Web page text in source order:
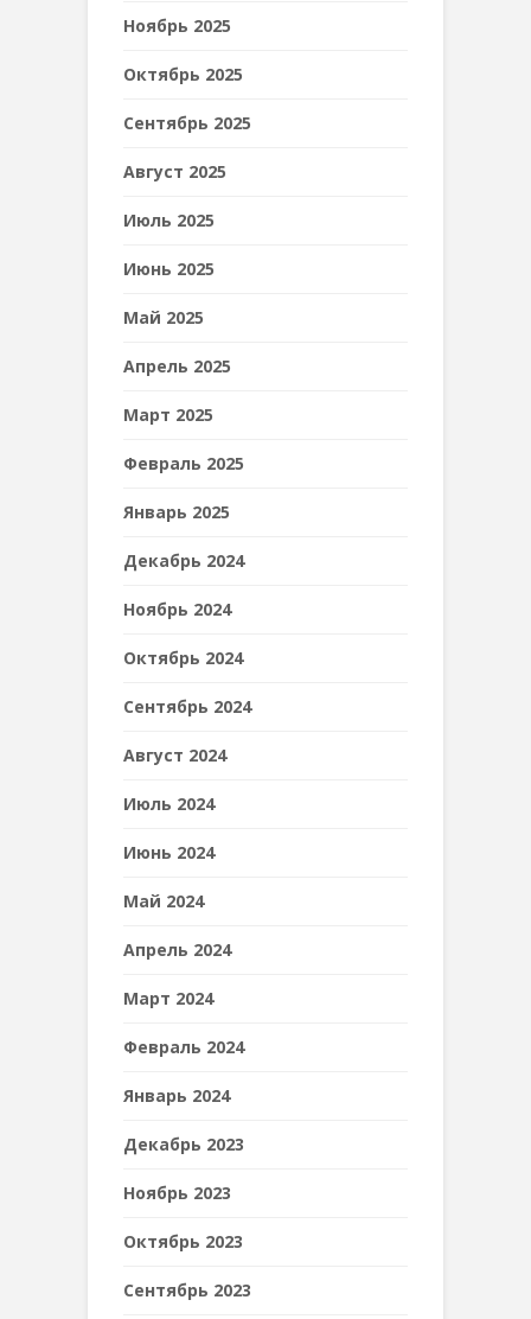
Ноябрь 2025
Октябрь 2025
Сентябрь 2025
Август 2025
Июль 2025
Июнь 2025
Май 2025
Апрель 2025
Март 2025
Февраль 2025
Январь 2025
Декабрь 2024
Ноябрь 2024
Октябрь 2024
Сентябрь 2024
Август 2024
Июль 2024
Июнь 2024
Май 2024
Апрель 2024
Март 2024
Февраль 2024
Январь 2024
Декабрь 2023
Ноябрь 2023
Октябрь 2023
Сентябрь 2023